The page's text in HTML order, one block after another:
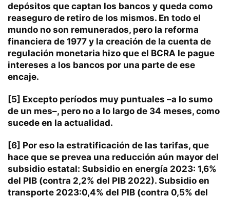
depósitos que captan los bancos y queda como
reaseguro de retiro de los mismos. En todo el
mundo no son remunerados, pero la reforma
financiera de 1977 y la creación de la cuenta de
regulación monetaria hizo que el BCRA le pague
intereses a los bancos por una parte de ese
encaje.
[5] Excepto períodos muy puntuales –a lo sumo
de un mes–, pero no a lo largo de 34 meses, como
sucede en la actualidad.
[6] Por eso la estratificación de las tarifas, que
hace que se prevea una reducción aún mayor del
subsidio estatal: Subsidio en energía 2023: 1,6%
del PIB (contra 2,2% del PIB 2022). Subsidio en
transporte 2023:0,4% del PIB (contra 0,5% del